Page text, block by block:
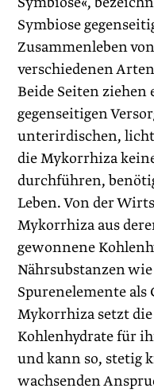
Symbiose
Zusammenleben
verschiedenen
Beide Seiten ziehen
gegenseitigen
unterirdischen,
die Mykorrhiza
durchführen,
Leben. Von der
Mykorrhiza aus
gewonnene
Nährsubstanzen
Spurenelemente
Mykorrhiza setzt
Kohlenhydrate für
und kann so, stetig
wachsenden